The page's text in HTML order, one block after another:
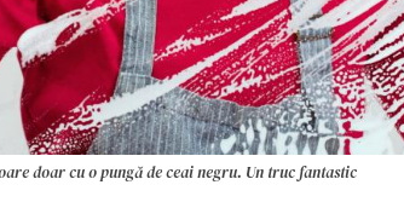
doar cu o pungă de ceai negru. Un truc fantastic